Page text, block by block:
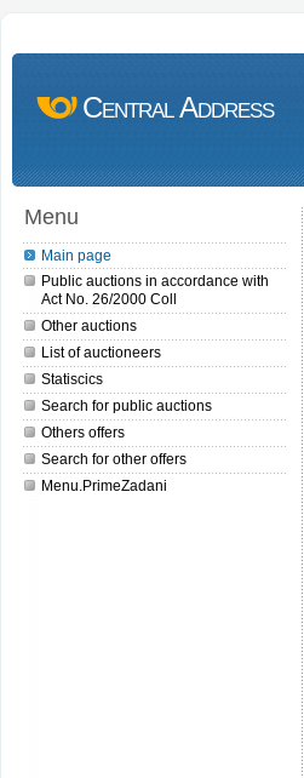
Central Address
Menu
Main page
Public auctions in accordance with
Act No. 26/2000 Coll
Other auctions
List of auctioneers
Statiscics
Search for public auctions
Others offers
Search for other offers
Menu.PrimeZadani